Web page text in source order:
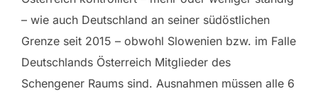
– wie auch Deutschland an seiner südöstlichen
Grenze seit 2015 – obwohl Slowenien bzw. im Falle
Deutschlands Österreich Mitglieder des
Schengener Raums sind. Ausnahmen müssen alle 6